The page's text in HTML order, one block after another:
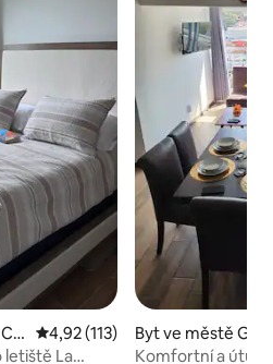
Průměrné hodnocení 4,92 z 5,
4,92 (113)
letiště La
Byt ve městě
y
Komfortní a